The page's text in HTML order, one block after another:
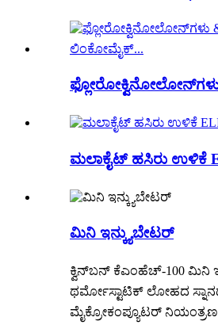
ಫ್ಲೋರೋಕ್ವಿನೋಲೋನ್‌ಗಳು
ಮಲಾಕೈಟ್ ಹಸಿರು ಉಳಿಕೆ
ಮಿನಿ ಇನ್ಕ್ಯುಬೇಟರ್
ಕ್ವಿನ್‌ಬನ್ ಕೆಎಂಹೆಚ್-100 ಮಿನಿ
ಥರ್ಮೋಸ್ಟಾಟಿಕ್ ಲೋಹದ ಸ್ನಾನದ
ಮೈಕ್ರೋಕಂಪ್ಯೂಟರ್ ನಿಯಂತ್ರಣ